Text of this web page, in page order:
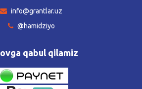
info@grantlar.uz
@hamidziyo
qabul qilamiz